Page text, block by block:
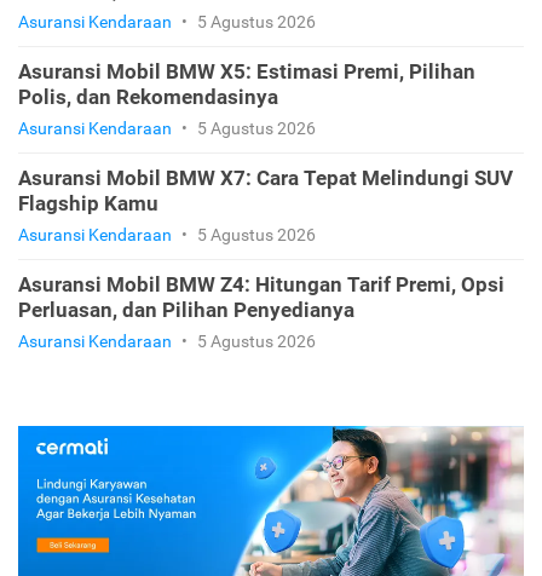
Asuransi Kendaraan • 5 Agustus 2026
Asuransi Mobil BMW X5: Estimasi Premi, Pilihan
Polis, dan Rekomendasinya
Asuransi Kendaraan • 5 Agustus 2026
Asuransi Mobil BMW X7: Cara Tepat Melindungi SUV
Flagship Kamu
Asuransi Kendaraan • 5 Agustus 2026
Asuransi Mobil BMW Z4: Hitungan Tarif Premi, Opsi
Perluasan, dan Pilihan Penyedianya
Asuransi Kendaraan • 5 Agustus 2026